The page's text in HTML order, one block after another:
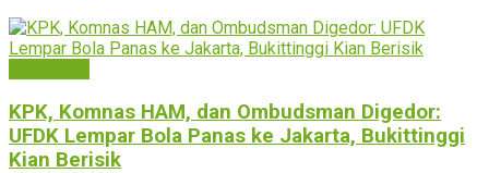
KPK, Komnas HAM, dan Ombudsman Digedor:
UFDK Lempar Bola Panas ke Jakarta, Bukittinggi
Kian Berisik